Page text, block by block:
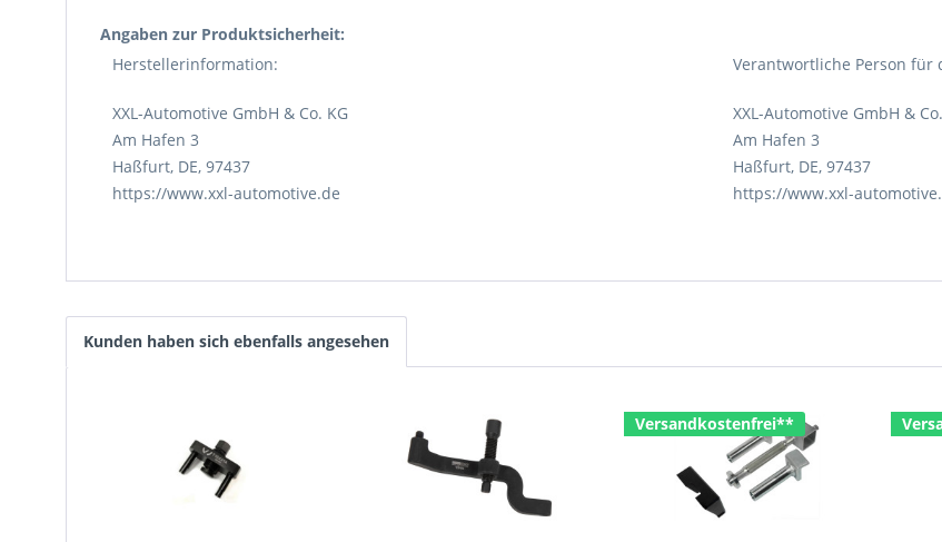
Angaben zur Produktsicherheit:
Herstellerinformation:
XXL-Automotive GmbH & Co. KG
Am Hafen 3
Haßfurt, DE, 97437
https://www.xxl-automotive.de
Verantwortliche Person für
XXL-Automotive GmbH &
Am Hafen 3
Haßfurt, DE, 97437
https://www.xxl-
Kunden haben sich ebenfalls angesehen
Versandkostenfrei**